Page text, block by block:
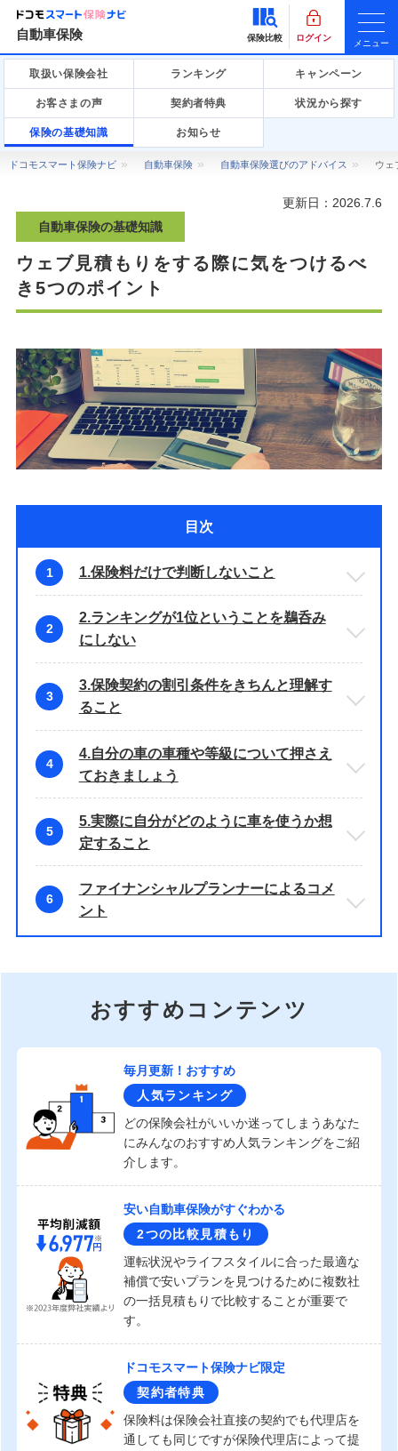
自動車保険 保険比較 ログイン
メニュー
取扱い保険会社 ランキング キャンペーン
お客さまの声 契約者特典 状況から探す
保険の基礎知識 お知らせ
ドコモスマート保険ナビ 自動車保険 自動車保険選びのアドバイス ウェ
更新日：2026.7.6
自動車保険の基礎知識
ウェブ見積もりをする際に気をつけるべ
き5つのポイント
目次
1 1.保険料だけで判断しないこと
2
2.ランキングが1位ということを鵜呑み
にしない
3
3.保険契約の割引条件をきちんと理解す
ること
4
4.自分の車の車種や等級について押さえ
ておきましょう
5
5.実際に自分がどのように車を使うか想
定すること
6
ファイナンシャルプランナーによるコメ
ント
おすすめコンテンツ
毎月更新！おすすめ
人気ランキング
どの保険会社がいいか迷ってしまうあなた
にみんなのおすすめ人気ランキングをご紹
介します。
安い自動車保険がすぐわかる
2つの比較見積もり
運転状況やライフスタイルに合った最適な
補償で安いプランを見つけるために複数社
の一括見積もりで比較することが重要で
す。
ドコモスマート保険ナビ限定
契約者特典
保険料は保険会社直接の契約でも代理店を
通しても同じですが保険代理店によって提